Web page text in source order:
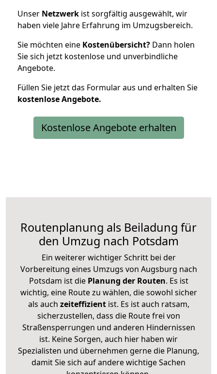
Unser Netzwerk ist sorgfältig ausgewählt, wir
haben viele Jahre Erfahrung im Umzugsbereich.
Sie möchten eine Kostenübersicht? Dann holen
Sie sich jetzt kostenlose und unverbindliche
Angebote.
Füllen Sie jetzt das Formular aus und erhalten Sie
kostenloseAngebote.
Kostenlose Angebote erhalten
Routenplanung als Beiladung für
den Umzug nach Potsdam
Ein weiterer wichtiger Schritt bei der
Vorbereitung eines Umzugs von Augsburg nach
Potsdam ist diePlanung der Routen. Es ist
wichtig, eine Route zu wählen, die sowohl sicher
als auch zeiteffizientist. Es ist auch ratsam,
sicherzustellen, dass die Route frei von
Straßensperrungen und anderen Hindernissen
ist. Keine Sorgen, auch hier haben wir
Spezialisten und übernehmen gerne die Planung,
damit Sie sich auf andere wichtige Sachen